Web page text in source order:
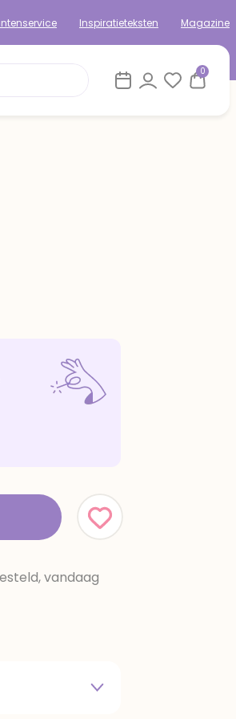
Inspiratieteksten Magazine
0
vandaag